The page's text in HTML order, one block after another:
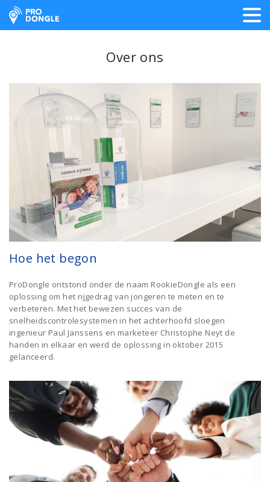
ProDongle Track & Trace
Over ons
Hoe het begon
ProDongle ontstond onder de naam RookieDongle als een
oplossing om het rijgedrag van jongeren te meten en te
verbeteren. Met het bewezen succes van de
snelheidscontrolesystemen in het achterhoofd sloegen
ingenieur Paul Janssens en marketeer Christophe Neyt de
handen in elkaar en werd de oplossing in oktober 2015
gelanceerd.